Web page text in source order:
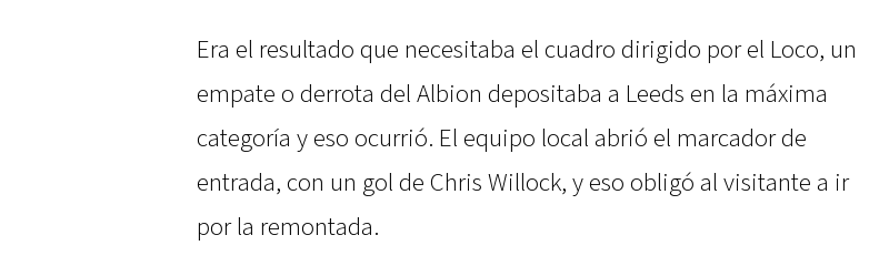
Era el resultado que necesitaba el cuadro dirigido por el Loco, un
empate o derrota del Albion depositaba a Leeds en la máxima
categoría y eso ocurrió. El equipo local abrió el marcador de
entrada, con un gol de Chris Willock, y eso obligó al visitante a ir
por la remontada.